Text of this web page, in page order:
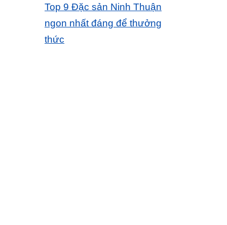
Top 9 Đặc sản Ninh Thuận
ngon nhất đáng để thưởng
thức